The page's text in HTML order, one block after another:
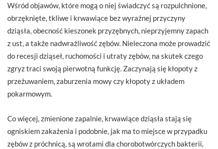
Wśród objawów, które mogą o niej świadczyć są rozpulchnione,
obrzęknięte, tkliwe i krwawiące bez wyraźnej przyczyny
dziąsła, obecność kieszonek przyzębnych, nieprzyjemny zapach
z ust, a także nadwrażliwość zębów. Nieleczona może prowadzić
do recesji dziąseł, ruchomości i utraty zębów, na skutek czego
zgryz traci swoją pierwotną funkcję. Zaczynają się kłopoty z
przeżuwaniem, zaburzenia mowy czy kłopoty z układem
pokarmowym.
Co więcej, zmienione zapalnie, krwawiące dziąsła stają się
ogniskiem zakażenia i podobnie, jak ma to miejsce w przypadku
zębów z próchnicą, są wrotami dla chorobotwórczych bakterii,